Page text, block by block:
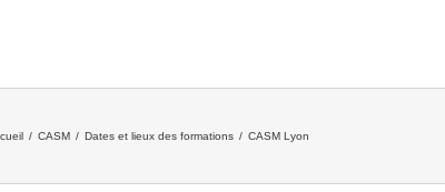
/ CASM / Dates et lieux des formations / CASM Lyon